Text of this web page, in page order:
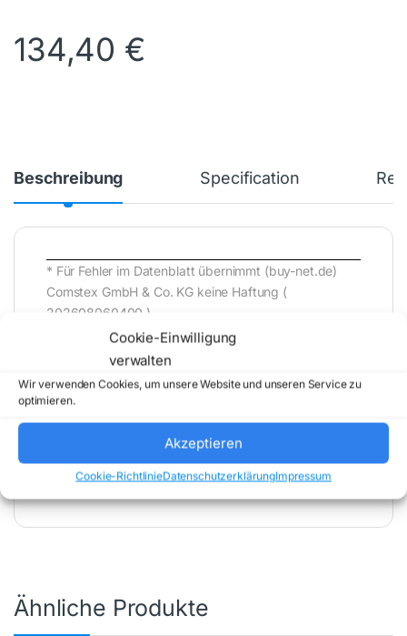
Cookie-Einwilligung
verwalten
Wir verwenden Cookies, um unsere Website und unseren Service zu
optimieren.
Akzeptieren
Cookie-RichtlinieDatenschutzerklärungImpressum
134,40 €
Beschreibung Specification
* Für Fehler im Datenblatt übernimmt (buy-net.de)
Comstex GmbH & Co. KG keine Haftung (
202608060400 )
WDBRMD0040BGY-WESN
Kategorie:External HDDs
Marke:
WESTERN DIGITAL
Ähnliche Produkte